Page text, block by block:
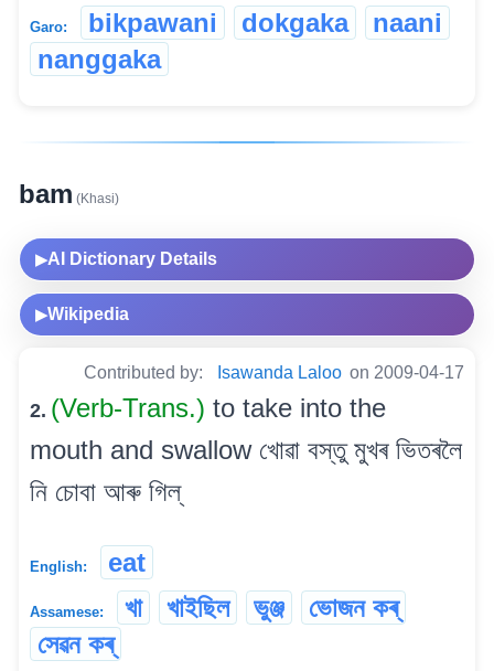
Garo: bikpawani dokgaka
naani
nanggaka
bam (Khasi)
▶AI Dictionary Details
▶Wikipedia
Contributed by: Isawanda Laloo on 2009-04-17
2. (Verb-Trans.) to take into the
mouth and swallow খোৱা বস্তু মুখৰ ভিতৰলৈ
নি চোবা আৰু গিল্
English: eat
Assamese: খা খাইছিল ভুঞ্জ
ভোজন কৰ্
সেৱন কৰ্